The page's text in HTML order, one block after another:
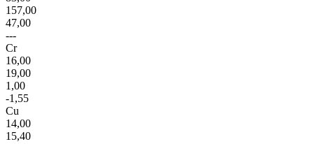
157,00
47,00
---
Cr
16,00
19,00
1,00
-1,55
Cu
14,00
15,40